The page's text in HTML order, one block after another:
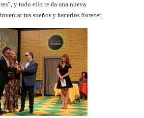
y todo ello te da una nueva
tus sueños y hacerlos florecer.